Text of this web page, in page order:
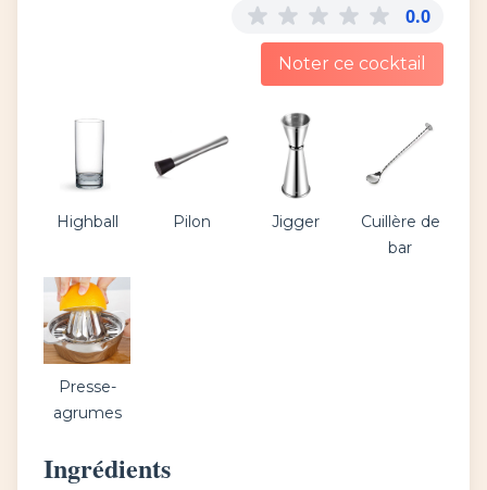
0.0
Noter ce cocktail
Highball Pilon Jigger
Cuillère de
bar
Presse-
agrumes
Ingrédients